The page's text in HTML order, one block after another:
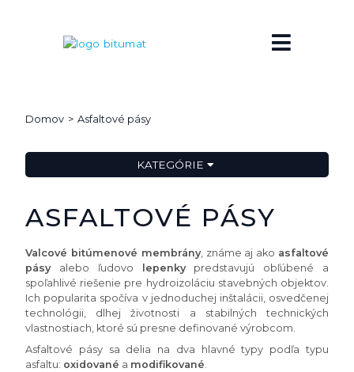
Domov Asfaltové pásy
KATEGÓRIE
ASFALTOVÉ PÁSY
Valcové bitúmenové membrány, známe aj ako asfaltové
pásyalebo ľudovo lepenkypredstavujú obľúbené a
spoľahlivé riešenie pre hydroizoláciu stavebných objektov.
Ich popularita spočíva v jednoduchej inštalácii, osvedčenej
technológii, dlhej životnosti a stabilných technických
vlastnostiach, ktoré sú presne definované výrobcom.
Asfaltové pásy sa delia na dva hlavné typy podľa typu
asfaltu: oxidované a modifikované.